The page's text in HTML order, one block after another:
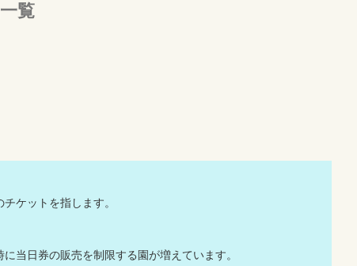
覧
ケットを指します。
当日券の販売を制限する園が増えています。